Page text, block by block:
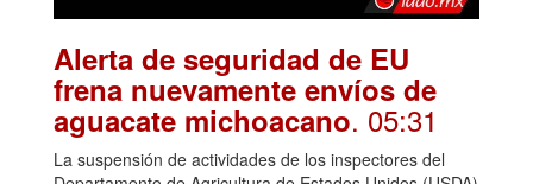
Alerta de seguridad de EU
frena nuevamente envíos de
aguacate michoacano. 05:31
La suspensión de actividades de los inspectores del